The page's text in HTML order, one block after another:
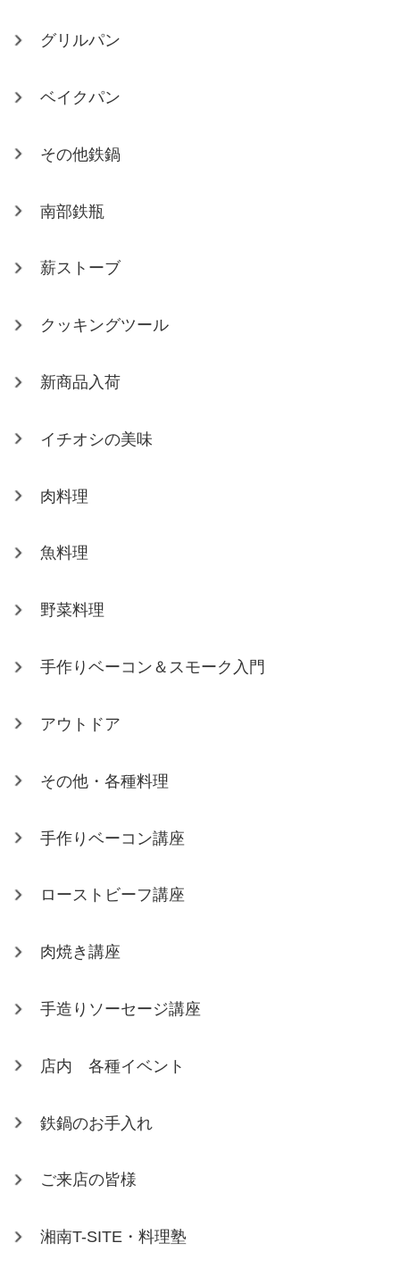
グリルパン
ベイクパン
その他鉄鍋
南部鉄瓶
薪ストーブ
クッキングツール
新商品入荷
イチオシの美味
肉料理
魚料理
野菜料理
手作りベーコン＆スモーク入門
アウトドア
その他・各種料理
手作りベーコン講座
ローストビーフ講座
肉焼き講座
手造りソーセージ講座
店内 各種イベント
鉄鍋のお手入れ
ご来店の皆様
湘南T-SITE・料理塾